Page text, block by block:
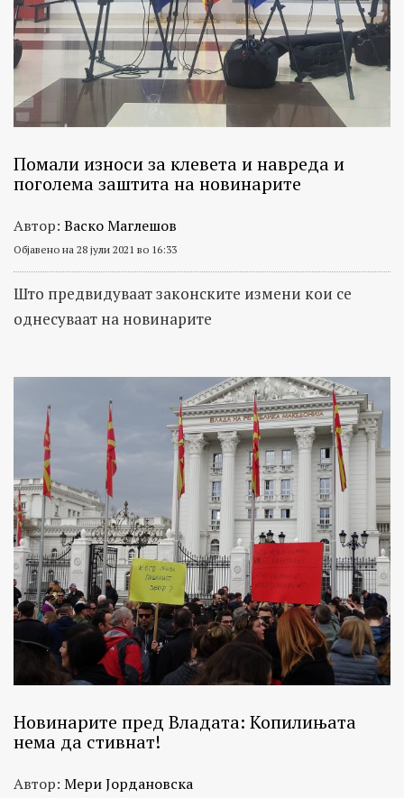
Помали износи за клевета и навреда и
поголема заштита на новинарите
Автор: Васко Маглешов
Објавено на 28 јули 2021 во 16:33
Што предвидуваат законските измени кои се
однесуваат на новинарите
Новинарите пред Владата: Копилињата
нема да стивнат!
Автор: Мери Јордановска